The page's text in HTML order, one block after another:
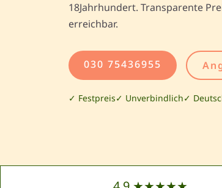
18Jahrhundert. Transparente
erreichbar.
030 75436955
✓ Festpreis✓ Unverbindlich✓